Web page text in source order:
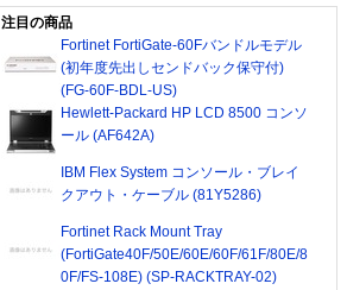
注目の商品
Fortinet FortiGate-60Fバンドルモデル
(初年度先出しセンドバック保守付)
(FG-60F-BDL-US)
Hewlett-Packard HP LCD 8500 コンソ
ール (AF642A)
IBM Flex System コンソール・ブレイ
クアウト・ケーブル (81Y5286)
Fortinet Rack Mount Tray
(FortiGate40F/50E/60E/60F/61F/80E/8
0F/FS-108E) (SP-RACKTRAY-02)